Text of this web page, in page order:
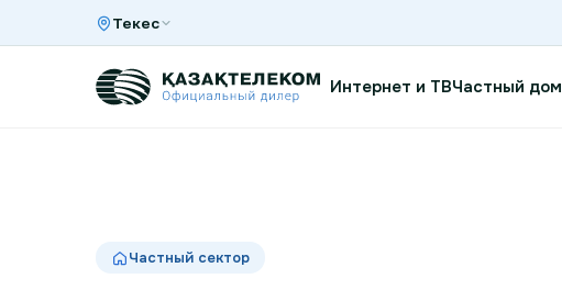
Текес
Интернет и ТВЧастный дом
Частный сектор